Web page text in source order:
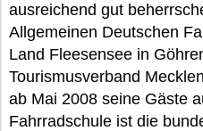
ausreichend gut
Allgemeinen Deutschen
Land Fleesensee in
Tourismusverband
ab Mai 2008 seine Gäste
Fahrradschule ist die